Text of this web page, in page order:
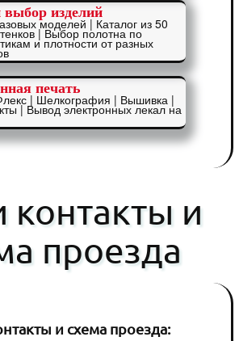
изделий
моделей | Каталог из 50
| Выбор полотна по
и плотности от разных
печать
| Шелкография | Вышивка |
| Вывод электронных лекал на
и
проезда
и схема проезда: